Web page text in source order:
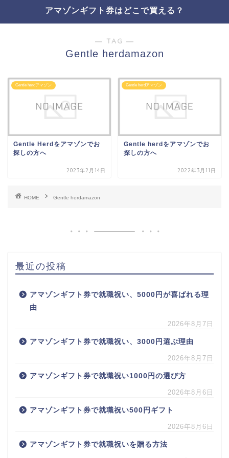
アマゾンギフト券はどこで買える？
― TAG ―
Gentle herdamazon
Gentle herdアマゾン
Gentle Herdをアマゾンでお
探しの方へ
2023年2月14日
Gentle herdアマゾン
Gentle herdをアマゾンでお
探しの方へ
2022年3月11日
HOME Gentle herdamazon
最近の投稿
アマゾンギフト券で就職祝い、5000円が喜ばれる理
由
2026年8月7日
アマゾンギフト券で就職祝い、3000円選ぶ理由
2026年8月7日
アマゾンギフト券で就職祝い1000円の選び方
2026年8月6日
アマゾンギフト券で就職祝い500円ギフト
2026年8月6日
アマゾンギフト券で就職祝いを贈る方法